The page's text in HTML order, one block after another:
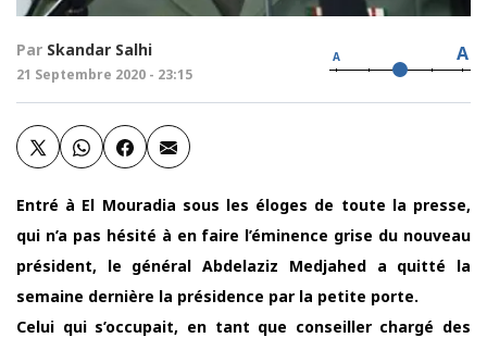
Par Skandar Salhi
21 Septembre 2020 - 23:15
A A
Entré à El Mouradia sous les éloges de toute la presse,
qui n’a pas hésité à en faire l’éminence grise du nouveau
président, le général Abdelaziz Medjahed a quitté la
semaine dernière la présidence par la petite porte.
Celui qui s’occupait, en tant que conseiller chargé des